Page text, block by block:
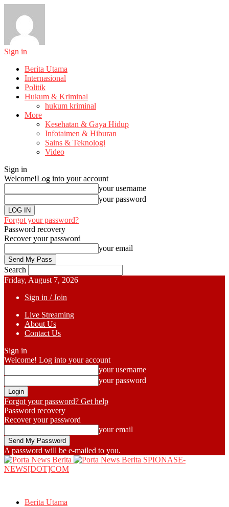
Sign in
Berita Utama
Internasional
Politik
Hukum & Kriminal
hukum kriminal
More
Kesehatan & Gaya Hidup
Infotaimen & Hiburan
Sains & Teknologi
Video
Sign in
Welcome!Log into your account
your username
your password
Forgot your password?
Password recovery
Recover your password
your email
Search
Friday, August 7, 2026
Sign in / Join
Live Streaming
About Us
Contact Us
Sign in
Welcome! Log into your account
your username
your password
Forgot your password? Get help
Password recovery
Recover your password
your email
A password will be e-mailed to you.
SPIONASE-
NEWS[DOT]COM
Berita Utama